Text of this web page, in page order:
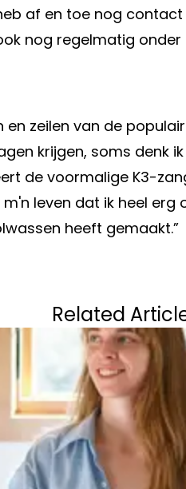
af en toe nog
nog regelmatig onder
zeilen van de
krijgen, soms denk ik
de voormalige K3-
leven dat ik heel erg
heeft gemaakt.”
Related